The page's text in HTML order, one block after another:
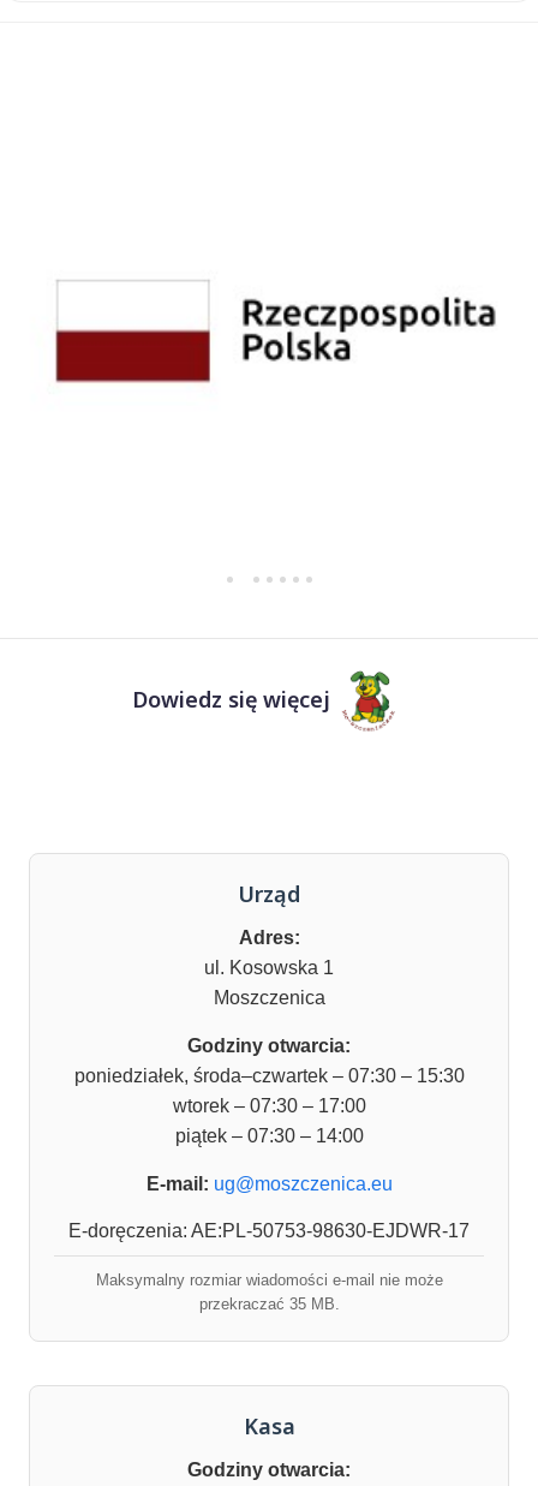
Dowiedz się więcej
Urząd
Adres:
ul. Kosowska 1
Moszczenica
Godziny otwarcia:
poniedziałek, środa–czwartek – 07:30 – 15:30
wtorek – 07:30 – 17:00
piątek – 07:30 – 14:00
E-mail: ug@moszczenica.eu
E-doręczenia: AE:PL-50753-98630-EJDWR-17
Maksymalny rozmiar wiadomości e-mail nie może
przekraczać 35 MB.
Kasa
Godziny otwarcia: